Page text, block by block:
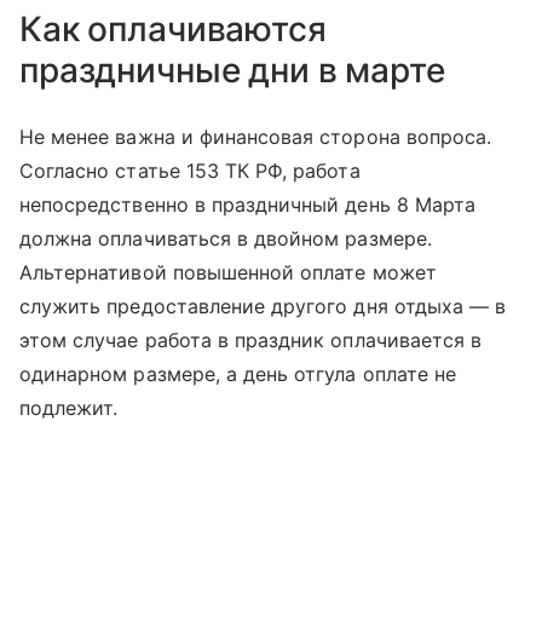
Как оплачиваются
праздничные дни в марте
Не менее важна и финансовая сторона вопроса.
Согласно статье 153 ТК РФ, работа
непосредственно в праздничный день 8 Марта
должна оплачиваться в двойном размере.
Альтернативой повышенной оплате может
служить предоставление другого дня отдыха — в
этом случае работа в праздник оплачивается в
одинарном размере, а день отгула оплате не
подлежит.